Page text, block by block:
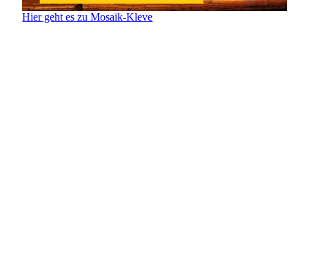
Hier geht es zu Mosaik-Kleve